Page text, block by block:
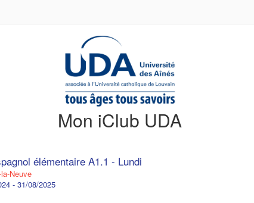
Mon iClub UDA
élémentaire A1.1 - Lundi
Neuve
- 31/08/2025